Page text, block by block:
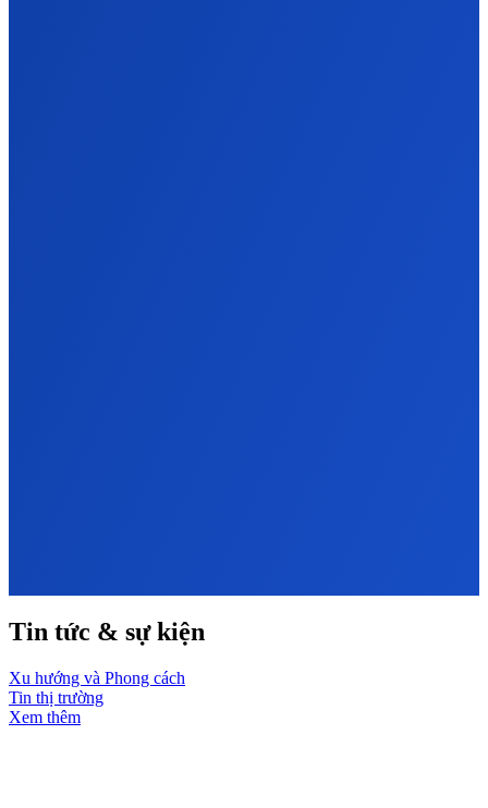
Tin tức & sự kiện
Xu hướng và Phong cách
Tin thị trường
Xem thêm